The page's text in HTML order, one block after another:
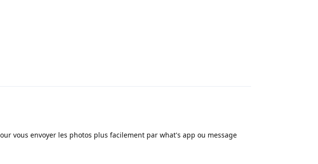
vous envoyer les photos plus facilement par what's app ou message